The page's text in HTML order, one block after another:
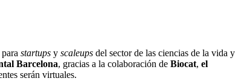
startups y scaleups del sector de las ciencias de la vida y
Barcelona, ​​gracias a la colaboración de Biocat, el
serán virtuales.